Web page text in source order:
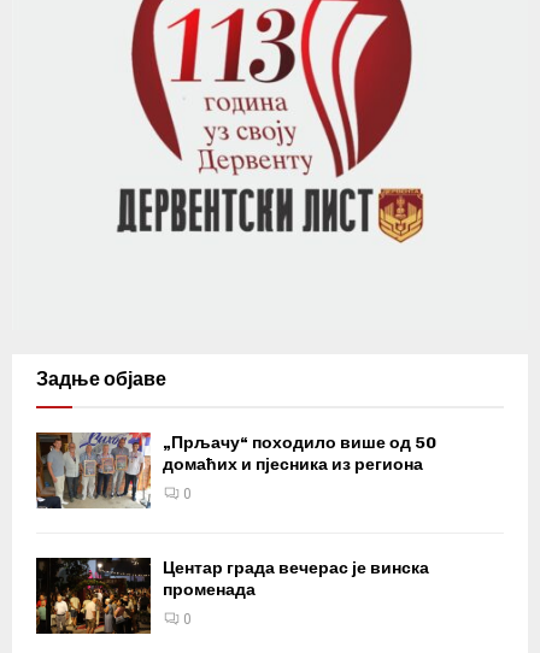
Задње објаве
„Прљачу“ походило више од 50
домаћих и пјесника из региона
0
Центар града вечерас је винска
променада
0